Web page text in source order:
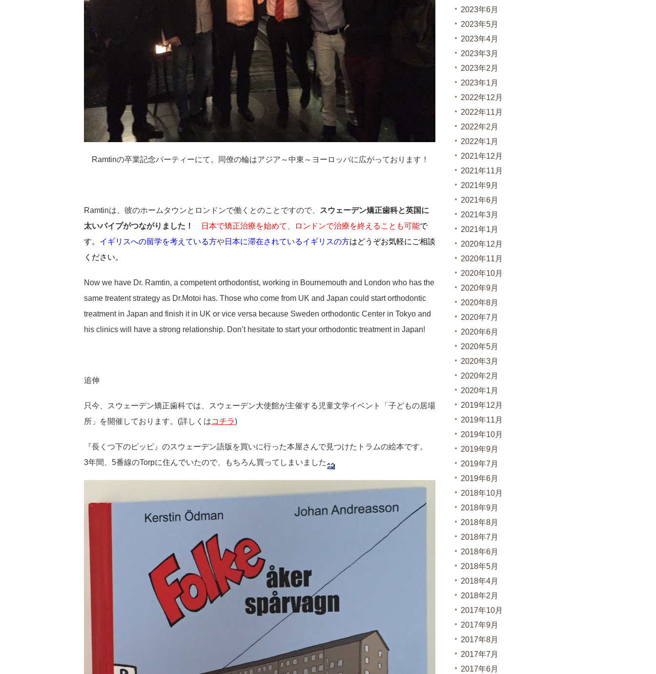
Ramtinの卒業記念パーティーにて。同僚の輪はアジア～中東～ヨーロッパに広がっております！
Ramtinは、彼のホームタウンとロンドンで働くとのことですので、
スウェーデン矯正歯科と英国に
太いパイプがつながりました！
日本で矯正治療を始めて、ロンドンで治療を終えることも可能で
す。 イギリスへの留学を考えている方や日本に滞在されているイギリスの方はどうぞお気軽にご相談
ください。
Now we have Dr. Ramtin, a competent orthodontist, working in Bournemouth and London who has the
same treatent strategy as Dr.Motoi has. Those who come from UK and Japan could start orthodontic
treatment in Japan and finish it in UK or vice versa because Sweden orthodontic Center in Tokyo and
his clinics will have a strong relationship. Don’t hesitate to start your orthodontic treatment in Japan!
追伸
只今、スウェーデン矯正歯科では、スウェーデン大使館が主催する児童文学イベント「子どもの居場
所」を開催しております。(詳しくはコチラ)
『長くつ下のピッピ』のスウェーデン語版を買いに行った本屋さんで見つけたトラムの絵本です。
3年間、5番線のTorpに住んでいたので、もちろん買ってしまいました
2023年6月
2023年5月
2023年4月
2023年3月
2023年2月
2023年1月
2022年12月
2022年11月
2022年2月
2022年1月
2021年12月
2021年11月
2021年9月
2021年6月
2021年3月
2021年1月
2020年12月
2020年11月
2020年10月
2020年9月
2020年8月
2020年7月
2020年6月
2020年5月
2020年3月
2020年2月
2020年1月
2019年12月
2019年11月
2019年10月
2019年9月
2019年7月
2019年6月
2018年10月
2018年9月
2018年8月
2018年7月
2018年6月
2018年5月
2018年4月
2018年2月
2017年10月
2017年9月
2017年8月
2017年7月
2017年6月